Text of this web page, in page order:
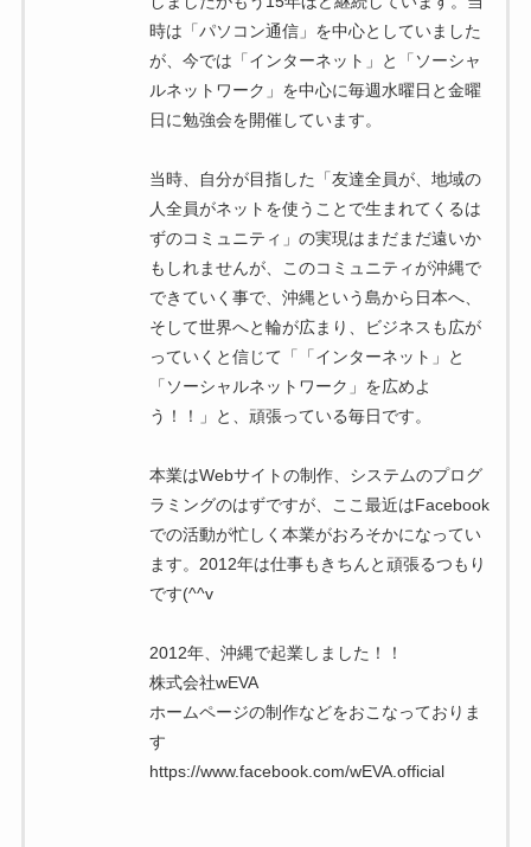
時は「パソコン通信」を中心としていました
が、今では「インターネット」と「ソーシャ
ルネットワーク」を中心に毎週水曜日と金曜
日に勉強会を開催しています。
当時、自分が目指した「友達全員が、地域の
人全員がネットを使うことで生まれてくるは
ずのコミュニティ」の実現はまだまだ遠いか
もしれませんが、このコミュニティが沖縄で
できていく事で、沖縄という島から日本へ、
そして世界へと輪が広まり、ビジネスも広が
っていくと信じて「「インターネット」と
「ソーシャルネットワーク」を広めよ
う！！」と、頑張っている毎日です。
本業はWebサイトの制作、システムのプログ
ラミングのはずですが、ここ最近はFacebook
での活動が忙しく本業がおろそかになってい
ます。2012年は仕事もきちんと頑張るつもり
です(^^v
2012年、沖縄で起業しました！！
株式会社wEVA
ホームページの制作などをおこなっておりま
す
https://www.facebook.com/wEVA.official